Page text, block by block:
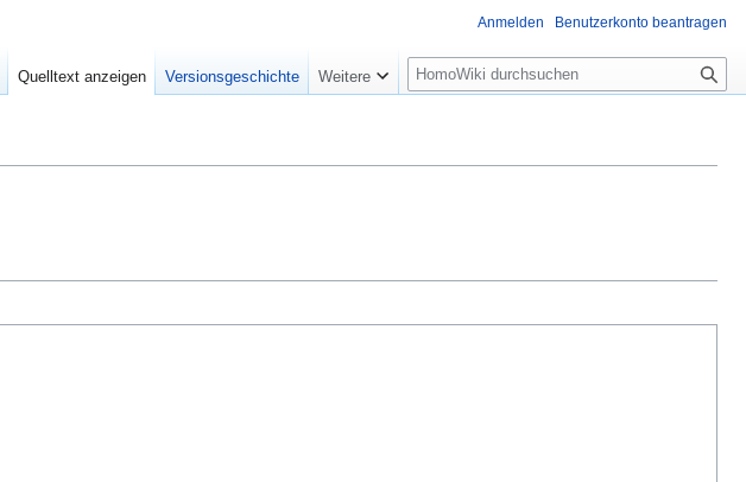
Anmelden Benutzerkonto beantragen
Quelltext anzeigen Versionsgeschichte Weitere
Suche